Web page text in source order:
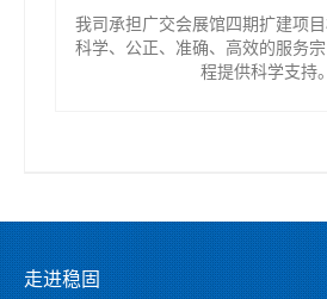
我司承担广交会展馆四期扩建项
科学、公正、准确、高效的服务
程提供科学支持。
走进稳固